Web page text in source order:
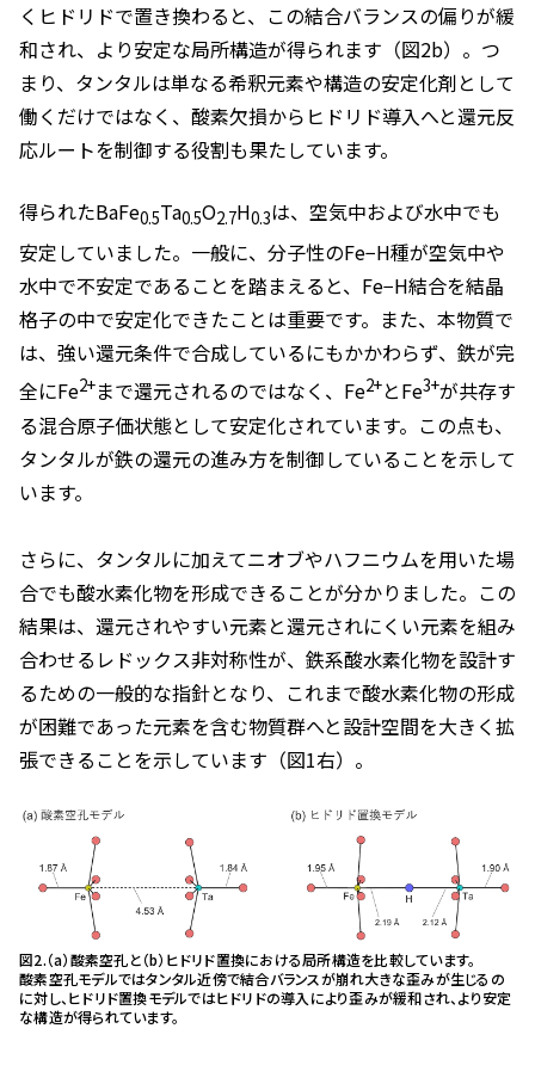
くヒドリドで置き換わると、この結合バランスの偏りが緩
和され、より安定な局所構造が得られます（図2b）。つ
まり、タンタルは単なる希釈元素や構造の安定化剤として
働くだけではなく、酸素欠損からヒドリド導入へと還元反
応ルートを制御する役割も果たしています。
得られたBaFe0.5Ta0.5O2.7H0.3は、空気中および水中でも
安定していました。一般に、分子性のFe−H種が空気中や
水中で不安定であることを踏まえると、Fe−H結合を結晶
格子の中で安定化できたことは重要です。また、本物質で
は、強い還元条件で合成しているにもかかわらず、鉄が完
全にFe2+まで還元されるのではなく、Fe2+とFe3+が共存す
る混合原子価状態として安定化されています。この点も、
タンタルが鉄の還元の進み方を制御していることを示して
います。
さらに、タンタルに加えてニオブやハフニウムを用いた場
合でも酸水素化物を形成できることが分かりました。この
結果は、還元されやすい元素と還元されにくい元素を組み
合わせるレドックス非対称性が、鉄系酸水素化物を設計す
るための一般的な指針となり、これまで酸水素化物の形成
が困難であった元素を含む物質群へと設計空間を大きく拡
張できることを示しています（図1右）。
図2.（a）酸素空孔と（b）ヒドリド置換における局所構造を比較しています。
酸素空孔モデルではタンタル近傍で結合バランスが崩れ大きな歪みが生じるの
に対し、ヒドリド置換モデルではヒドリドの導入により歪みが緩和され、より安定
な構造が得られています。